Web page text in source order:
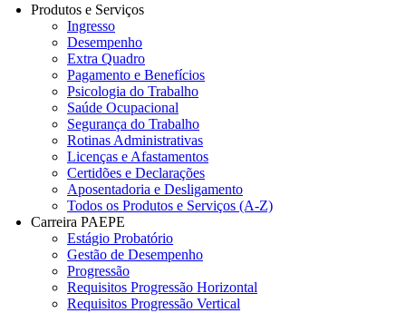
Produtos e Serviços
Ingresso
Desempenho
Extra Quadro
Pagamento e Benefícios
Psicologia do Trabalho
Saúde Ocupacional
Segurança do Trabalho
Rotinas Administrativas
Licenças e Afastamentos
Certidões e Declarações
Aposentadoria e Desligamento
Todos os Produtos e Serviços (A-Z)
Carreira PAEPE
Estágio Probatório
Gestão de Desempenho
Progressão
Requisitos Progressão Horizontal
Requisitos Progressão Vertical